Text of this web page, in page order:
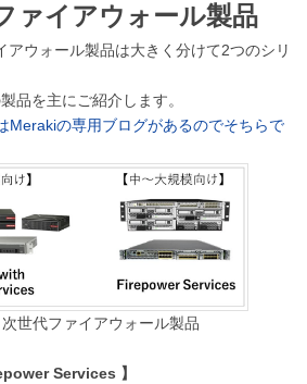
ァイアウォール製品
アウォール製品は大きく分けて2つのシリ
品を主にご紹介します。
Merakiの専用ブログがあるのでそちらで
世代ファイアウォール製品
Services 】